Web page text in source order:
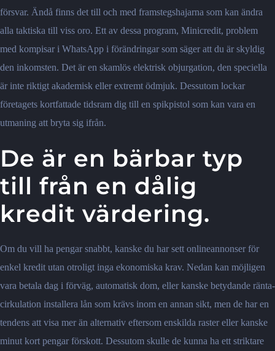
försvar. Ändå finns det till och med framstegshajarna som kan ändra
alla taktiska till viss oro. Ett av dessa program, Minicredit, problem
med kompisar i WhatsApp i förändringar som säger att du är skyldig
den inkomsten. Det är en skamlös elektrisk objurgation, den speciella
är inte riktigt akademisk eller extremt ödmjuk. Dessutom lockar
företagets kortfattade tidsram dig till en spikpistol som kan vara en
utmaning att bryta sig ifrån.
De är en bärbar typ
till från en dålig
kredit värdering.
Om du vill ha pengar snabbt, kanske du har sett onlineannonser för
enkel kredit utan otroligt inga ekonomiska krav. Nedan kan möjligen
vara betala dag i förväg, automatisk dom, eller kanske betydande ränta-
cirkulation installera lån som krävs inom en annan sikt, men de har en
tendens att visa mer än alternativ eftersom enskilda raster eller kanske
minut kort pengar förskott. Dessutom skulle de kunna ha ett striktare